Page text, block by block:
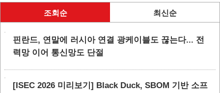
조회순 최신순
핀란드, 연말에 러시아 연결 광케이블도 끊는다... 전
력망 이어 통신망도 단절
[ISEC 2026 미리보기] Black Duck, SBOM 기반 소프